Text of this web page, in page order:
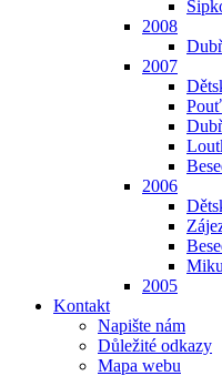
2008
2007
Pouť
2006
2005
Kontakt
Napište nám
Důležité odkazy
Mapa webu